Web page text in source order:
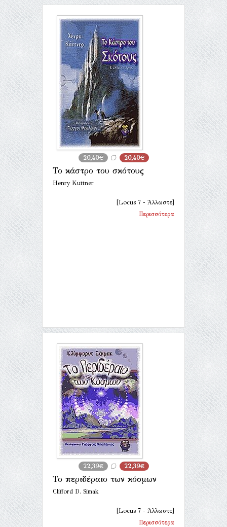
20,40€ 20,40€
Το κάστρο του σκότους
Henry Kuttner
[Locus 7 - Άλλωστε]
Περισσότερα
22,39€ 22,39€
Το περιδέραιο των κόσμων
Clifford D. Simak
[Locus 7 - Άλλωστε]
Περισσότερα